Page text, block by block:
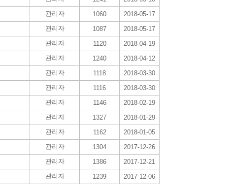
관리자 1060
2018-05-17
관리자 1087
2018-05-17
관리자 1120
2018-04-19
관리자 1240
2018-04-12
관리자 1118
2018-03-30
관리자 1116
2018-03-30
관리자 1146
2018-02-19
관리자 1327
2018-01-29
관리자 1162
2018-01-05
관리자 1304
2017-12-26
관리자 1386
2017-12-21
관리자 1239 2017-12-06